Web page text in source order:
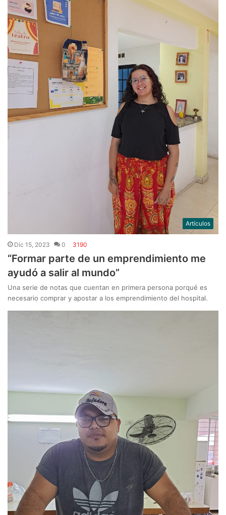
Artículos
Dic 15, 2023 0 3190
“Formar parte de un emprendimiento me
ayudó a salir al mundo”
Una serie de notas que cuentan en primera persona porqué es
necesario comprar y apostar a los emprendimiento del hospital.